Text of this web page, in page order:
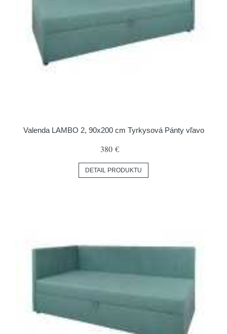
Valenda LAMBO 2, 90x200 cm Tyrkysová Pánty vľavo
380 €
DETAIL PRODUKTU